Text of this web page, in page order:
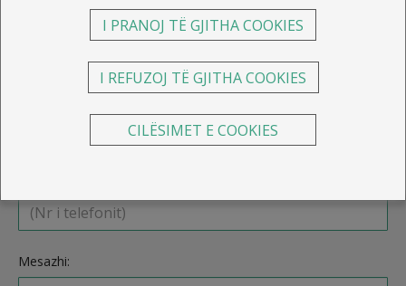
Mesazhi:
I PRANOJ TË GJITHA COOKIES
I REFUZOJ TË GJITHA COOKIES
CILËSIMET E COOKIES